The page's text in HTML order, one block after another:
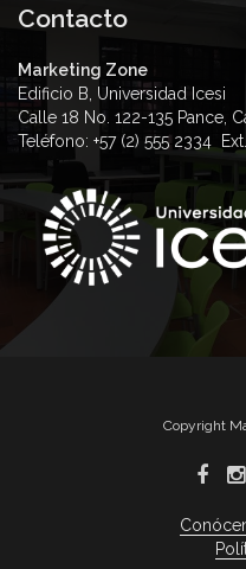
Contacto
Marketing Zone
Edificio B, Universidad Icesi
Calle 18 No. 122-135 Pance,
Teléfono: +57 (2) 555 2334
Copyright